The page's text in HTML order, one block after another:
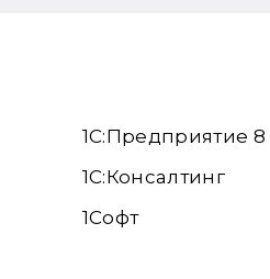
1С:Предприятие 8
1С:Консалтинг
1Софт